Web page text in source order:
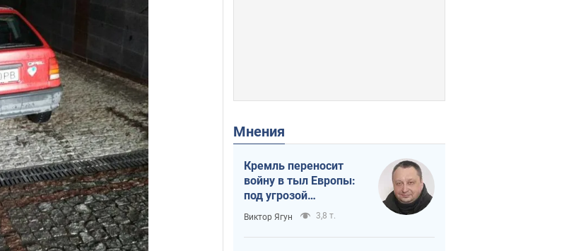
Мнения
Кремль переносит
войну в тыл Европы:
под угрозой
критическая
логистика
Виктор Ягун 3,8 т.